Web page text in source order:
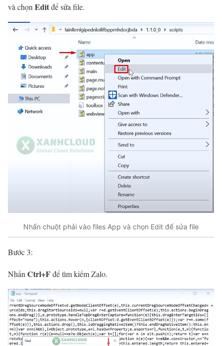
và chọn Editđể sửa file.
Nhấn chuột phải vào files App và chọn Edit để sửa file
Bước 3:
NhấnCtrl+Fđể tìm kiếm Zalo.